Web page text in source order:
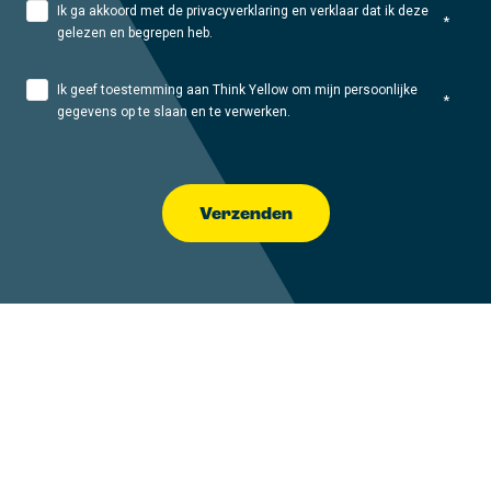
Ik ga akkoord met de privacyverklaring en verklaar dat ik deze
gelezen en begrepen heb.
*
Ik geef toestemming aan Think Yellow om mijn persoonlijke
gegevens op te slaan en te verwerken.
*